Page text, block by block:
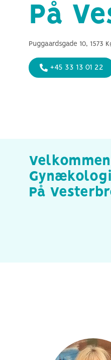
forklaret
Sammenligning af
På
Puggaardsgade 10, 1573
+45 33 13 01 22
På